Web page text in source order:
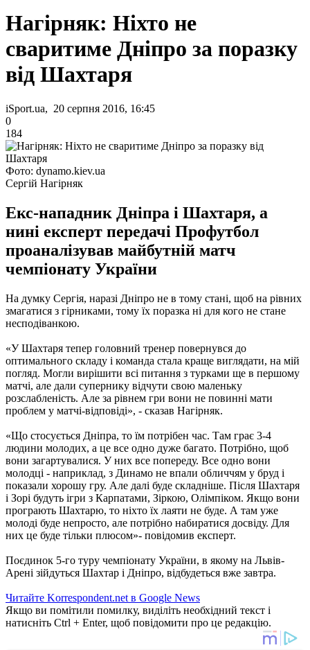
Нагірняк: Ніхто не
сваритиме Дніпро за поразку
від Шахтаря
iSport.ua, 20 серпня 2016, 16:45
0
184
Фото: dynamo.kiev.ua
Сергій Нагірняк
Екс-нападник Дніпра і Шахтаря, а
нині експерт передачі Профутбол
проаналізував майбутній матч
чемпіонату України
На думку Сергія, наразі Дніпро не в тому стані, щоб на рівних
змагатися з гірниками, тому їх поразка ні для кого не стане
несподіванкою.
«У Шахтаря тепер головний тренер повернувся до
оптимального складу і команда стала краще виглядати, на мій
погляд. Могли вирішити всі питання з турками ще в першому
матчі, але дали супернику відчути свою маленьку
розслабленість. Але за рівнем гри вони не повинні мати
проблем у матчі-відповіді», - сказав Нагірняк.
«Що стосується Дніпра, то їм потрібен час. Там грає 3-4
людини молодих, а це все одно дуже багато. Потрібно, щоб
вони загартувалися. У них все попереду. Все одно вони
молодці - наприклад, з Динамо не впали обличчям у бруд і
показали хорошу гру. Але далі буде складніше. Після Шахтаря
і Зорі будуть ігри з Карпатами, Зіркою, Олімпіком. Якщо вони
програють Шахтарю, то ніхто їх лаяти не буде. А там уже
молоді буде непросто, але потрібно набиратися досвіду. Для
них це буде тільки плюсом»- повідомив експерт.
Поєдинок 5-го туру чемпіонату України, в якому на Львів-
Арені зійдуться Шахтар і Дніпро, відбудеться вже завтра.
Читайте Korrespondent.net в Google News
Якщо ви помітили помилку, виділіть необхідний текст і
натисніть Ctrl + Enter, щоб повідомити про це редакцію.